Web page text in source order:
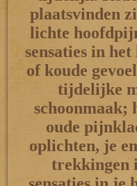
plaatsvinden
lichte
sensaties in
of koude
tijdelijke
schoonmaak;
oude
oplichten, je
trekkingen